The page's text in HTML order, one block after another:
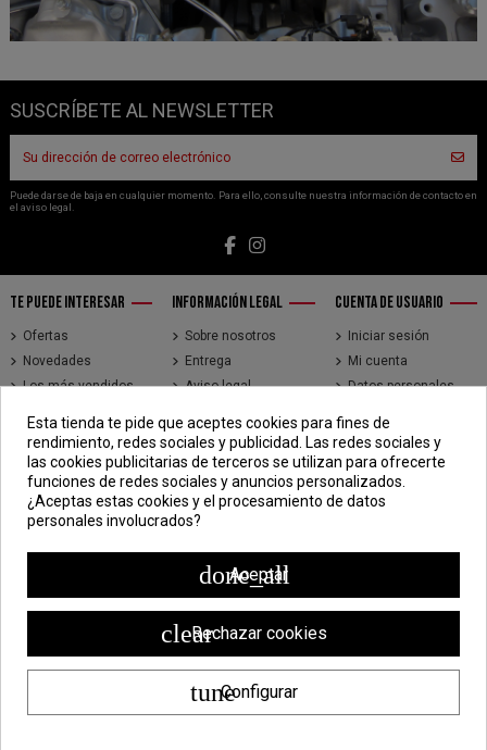
SUSCRÍBETE AL NEWSLETTER
Puede darse de baja en cualquier momento. Para ello, consulte nuestra información de contacto en
el aviso legal.
TE PUEDE INTERESAR
Ofertas
Novedades
Los más vendidos
INFORMACIÓN LEGAL
Sobre nosotros
Entrega
Aviso legal
condiciones de uso
Pago seguro
CUENTA DE USUARIO
Iniciar sesión
Mi cuenta
Datos personales
Direcciones
Seguimiento de
pedidos de clientes
invitados
CONTÁCTENOS
CDV - Componentes Diesel Vidal
998 304 695 | 988 338 835
Esta tienda te pide que aceptes cookies para fines de
rendimiento, redes sociales y publicidad. Las redes sociales y
las cookies publicitarias de terceros se utilizan para ofrecerte
funciones de redes sociales y anuncios personalizados.
¿Aceptas estas cookies y el procesamiento de datos
personales involucrados?
done_all
Aceptar
clearRechazar cookies
tuneConfigurar